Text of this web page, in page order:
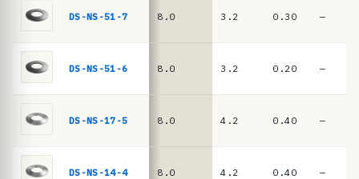
s
p
DS-NS-51-7 8.0 3.2 0.30 —
DS-NS-51-6 8.0 3.2 0.20 —
DS-NS-17-5 8.0 4.2 0.40 —
DS-NS-14-4 8.0 4.2 0.40 —